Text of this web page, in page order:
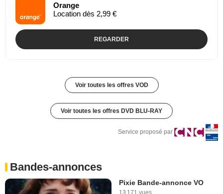
Orange
Location dès 2,99 €
REGARDER
Voir toutes les offres VOD
Voir toutes les offres DVD BLU-RAY
Service proposé par
Bandes-annonces
Pixie Bande-annonce VO
13 171 vues